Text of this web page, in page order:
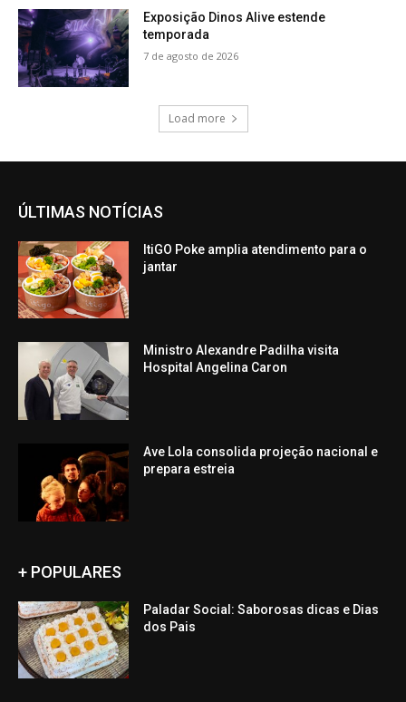
Exposição Dinos Alive estende
temporada
7 de agosto de 2026
Load more
ÚLTIMAS NOTÍCIAS
ItiGO Poke amplia atendimento para o
jantar
Ministro Alexandre Padilha visita
Hospital Angelina Caron
Ave Lola consolida projeção nacional e
prepara estreia
+ POPULARES
Paladar Social: Saborosas dicas e Dias
dos Pais